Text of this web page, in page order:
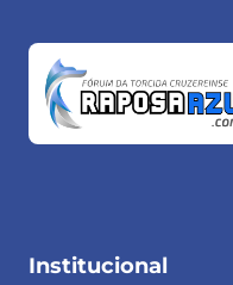
Institucional